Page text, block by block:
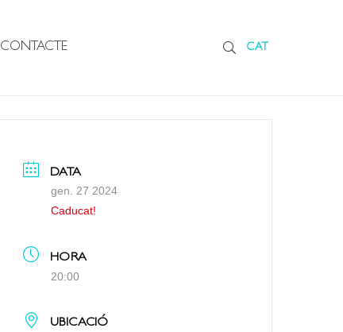
CONTACTE CAT
DATA
gen. 27 2024
Caducat!
HORA
20:00
UBICACIÓ